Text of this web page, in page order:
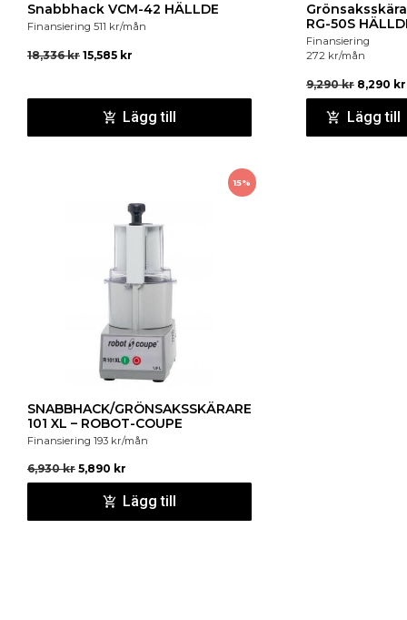
Snabbhack VCM-42 HÄLLDE
Finansiering 511 kr/mån
18,336kr 15,585 kr
Lägg till
RG-50S
Finansiering
272 kr/mån
9,290kr 8,290 kr
Lägg till
15%
SNABBHACK/GRÖNSAKSSKÄRARE
101 XL – ROBOT-COUPE
Finansiering 193 kr/mån
6,930kr 5,890 kr
Lägg till